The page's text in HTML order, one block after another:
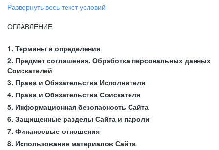
Развернуть весь текст условий
ОГЛАВЛЕНИЕ
1. Термины и определения
2. Предмет соглашения. Обработка персональных данных
Соискателей
3. Права и Обязательства Исполнителя
4. Права и Обязательства Соискателя
5. Информационная безопасность Сайта
6. Защищенные разделы Сайта и пароли
7. Финансовые отношения
8. Использование материалов Сайта